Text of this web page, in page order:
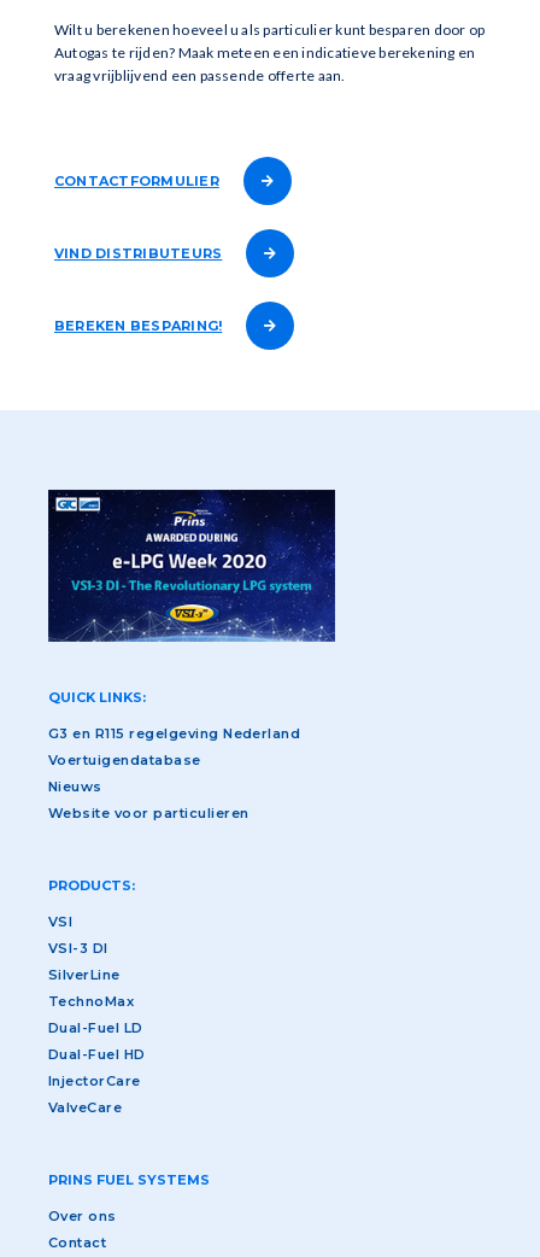
Wilt u berekenen hoeveel u als particulier kunt besparen door op
Autogas te rijden? Maak meteen een indicatieve berekening en
vraag vrijblijvend een passende offerte aan.
CONTACTFORMULIER
VIND DISTRIBUTEURS
BEREKEN BESPARING!
QUICK LINKS:
G3 en R115 regelgeving Nederland
Voertuigendatabase
Nieuws
Website voor particulieren
PRODUCTS:
VSI
VSI-3 DI
SilverLine
TechnoMax
Dual-Fuel LD
Dual-Fuel HD
InjectorCare
ValveCare
PRINS FUEL SYSTEMS
Over ons
Contact